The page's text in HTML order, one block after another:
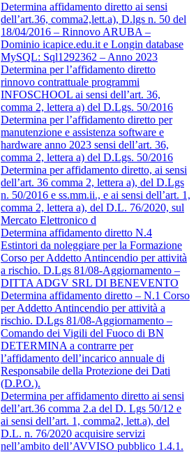
Determina affidamento diretto ai sensi
dell’art.36, comma2,lett.a), D.lgs n. 50 del
18/04/2016 – Rinnovo ARUBA –
Dominio icapice.edu.it e Longin database
MySQL: Sql1292362 – Anno 2023
Determina per l’affidamento diretto
rinnovo contrattuale programmi
INFOSCHOOL ai sensi dell’art. 36,
comma 2, lettera a) del D.Lgs. 50/2016
Determina per l’affidamento diretto per
manutenzione e assistenza software e
hardware anno 2023 sensi dell’art. 36,
comma 2, lettera a) del D.Lgs. 50/2016
Determina per affidamento diretto, ai sensi
dell’art. 36 comma 2, lettera a), del D.Lgs
n. 50/2016 e ss.mm.ii., e ai sensi dell’art. 1,
comma 2, lettera a), del D.L. 76/2020, sul
Mercato Elettronico d
Determina affidamento diretto N.4
Estintori da noleggiare per la Formazione
Corso per Addetto Antincendio per attività
a rischio. D.Lgs 81/08-Aggiornamento –
DITTA ADGV SRL DI BENEVENTO
Determina affidamento diretto – N.1 Corso
per Addetto Antincendio per attività a
rischio. D.Lgs 81/08-Aggiornamento –
Comando dei Vigili del Fuoco di BN
DETERMINA a contrarre per
l’affidamento dell’incarico annuale di
Responsabile della Protezione dei Dati
(D.P.O.).
Determina per affidamento diretto ai sensi
dell’art.36 comma 2.a del D. Lgs 50/12 e
ai sensi dell’art. 1, comma2, lett.a), del
D.L. n. 76/2020 acquisire servizi
nell’ambito dell’AVVISO pubblico 1.4.1.